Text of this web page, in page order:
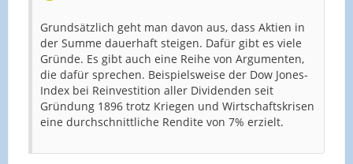
Grundsätzlich geht man davon aus, dass Aktien in
der Summe dauerhaft steigen. Dafür gibt es viele
Gründe. Es gibt auch eine Reihe von Argumenten,
die dafür sprechen. Beispielsweise der Dow Jones-
Index bei Reinvestition aller Dividenden seit
Gründung 1896 trotz Kriegen und Wirtschaftskrisen
eine durchschnittliche Rendite von 7% erzielt.